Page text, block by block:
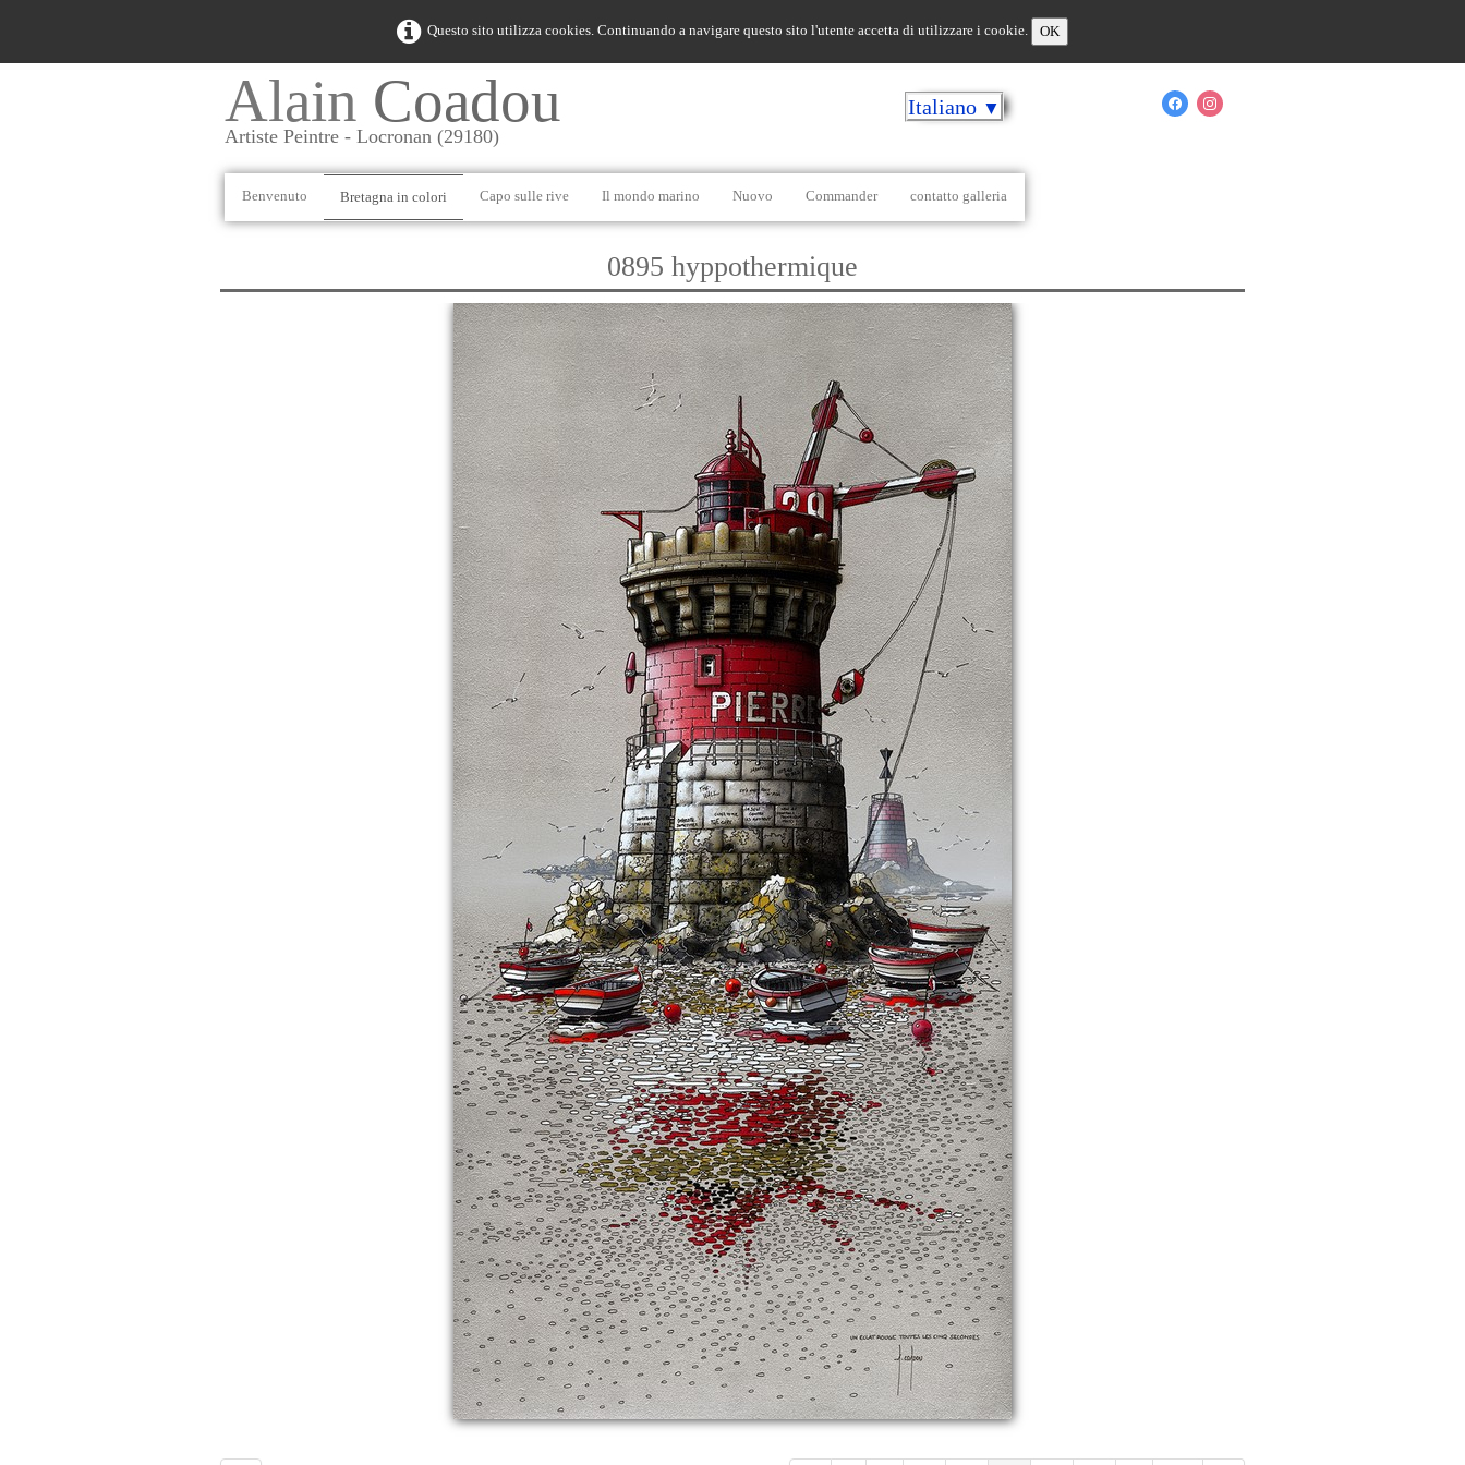
Questo sito utilizza cookies. Continuando a navigare questo sito l'utente accetta di utilizzare i cookie. OK
Alain Coadou
Artiste Peintre - Locronan (29180)
Italiano ▼
Benvenuto Bretagna in colori Capo sulle rive Il mondo marino Nuovo Commander contatto galleria
0895 hyppothermique